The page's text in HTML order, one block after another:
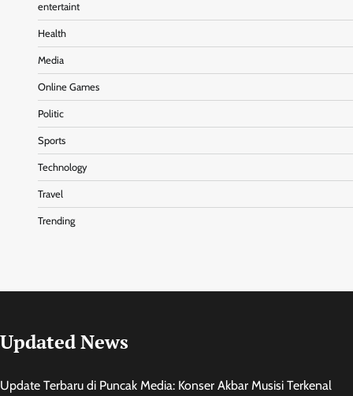
entertaint
Health
Media
Online Games
Politic
Sports
Technology
Travel
Trending
Updated News
Update Terbaru di Puncak Media: Konser Akbar Musisi Terkenal